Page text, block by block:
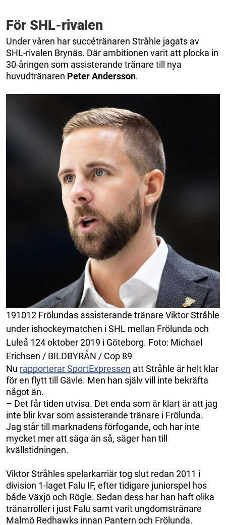
För SHL-rivalen
Under våren har succétränaren Stråhle jagats av
SHL-rivalen Brynäs. Där ambitionen varit att plocka in
30-åringen som assisterande tränare till nya
huvudtränaren Peter Andersson.
191012 Frölundas assisterande tränare Viktor Stråhle
under ishockeymatchen i SHL mellan Frölunda och
Luleå 124 oktober 2019 i Göteborg. Foto: Michael
Erichsen / BILDBYRÅN / Cop 89
Nu rapporterar SportExpressen att Stråhle är helt klar
för en flytt till Gävle. Men han själv vill inte bekräfta
något än.
– Det får tiden utvisa. Det enda som är klart är att jag
inte blir kvar som assisterande tränare i Frölunda.
Jag står till marknadens förfogande, och har inte
mycket mer att säga än så, säger han till
kvällstidningen.
Viktor Stråhles spelarkarriär tog slut redan 2011 i
division 1-laget Falu IF, efter tidigare juniorspel hos
både Växjö och Rögle. Sedan dess har han haft olika
tränarroller i just Falu samt varit ungdomstränare
Malmö Redhawks innan Pantern och Frölunda.